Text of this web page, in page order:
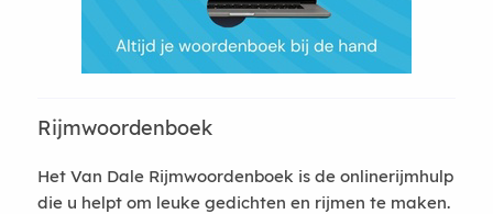
Rijmwoordenboek
Het Van Dale Rijmwoordenboek is de onlinerijmhulp
die u helpt om leuke gedichten en rijmen te maken.